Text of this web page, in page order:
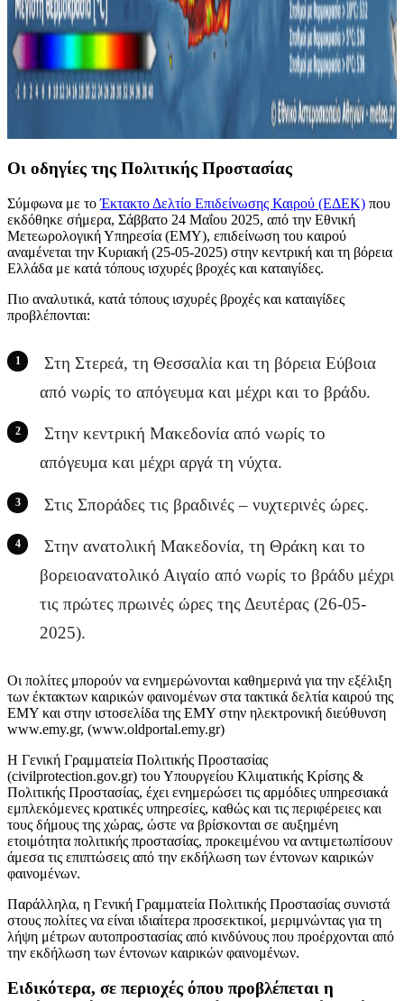
Οι οδηγίες της Πολιτικής Προστασίας
Σύμφωνα με τοΈκτακτο Δελτίο Επιδείνωσης Καιρού (ΕΔΕΚ) που
εκδόθηκε σήμερα, Σάββατο 24 Μαΐου 2025, από την Εθνική
Μετεωρολογική Υπηρεσία (ΕΜΥ), επιδείνωση του καιρού
αναμένεται την Κυριακή (25-05-2025) στην κεντρική και τη βόρεια
Ελλάδα με κατά τόπους ισχυρές βροχές και καταιγίδες.
Πιο αναλυτικά, κατά τόπους ισχυρές βροχές και καταιγίδες
προβλέπονται:
Στη Στερεά, τη Θεσσαλία και τη βόρεια Εύβοια
από νωρίς το απόγευμα και μέχρι και το βράδυ.
Στην κεντρική Μακεδονία από νωρίς το
απόγευμα και μέχρι αργά τη νύχτα.
Στις Σποράδες τις βραδινές – νυχτερινές ώρες.
Στην ανατολική Μακεδονία, τη Θράκη και το
βορειοανατολικό Αιγαίο από νωρίς το βράδυ μέχρι
τις πρώτες πρωινές ώρες της Δευτέρας (26-05-
2025).
Οι πολίτες μπορούν να ενημερώνονται καθημερινά για την εξέλιξη
των έκτακτων καιρικών φαινομένων στα τακτικά δελτία καιρού της
ΕΜΥ και στην ιστοσελίδα της ΕΜΥ στην ηλεκτρονική διεύθυνση
www.emy.gr, (www.oldportal.emy.gr)
Η Γενική Γραμματεία Πολιτικής Προστασίας
(civilprotection.gov.gr) του Υπουργείου Κλιματικής Κρίσης &
Πολιτικής Προστασίας, έχει ενημερώσει τις αρμόδιες υπηρεσιακά
εμπλεκόμενες κρατικές υπηρεσίες, καθώς και τις περιφέρειες και
τους δήμους της χώρας, ώστε να βρίσκονται σε αυξημένη
ετοιμότητα πολιτικής προστασίας, προκειμένου να αντιμετωπίσουν
άμεσα τις επιπτώσεις από την εκδήλωση των έντονων καιρικών
φαινομένων.
Παράλληλα, η Γενική Γραμματεία Πολιτικής Προστασίας συνιστά
στους πολίτες να είναι ιδιαίτερα προσεκτικοί, μεριμνώντας για τη
λήψη μέτρων αυτοπροστασίας από κινδύνους που προέρχονται από
την εκδήλωση των έντονων καιρικών φαινομένων.
Ειδικότερα, σε περιοχές όπου προβλέπεται η